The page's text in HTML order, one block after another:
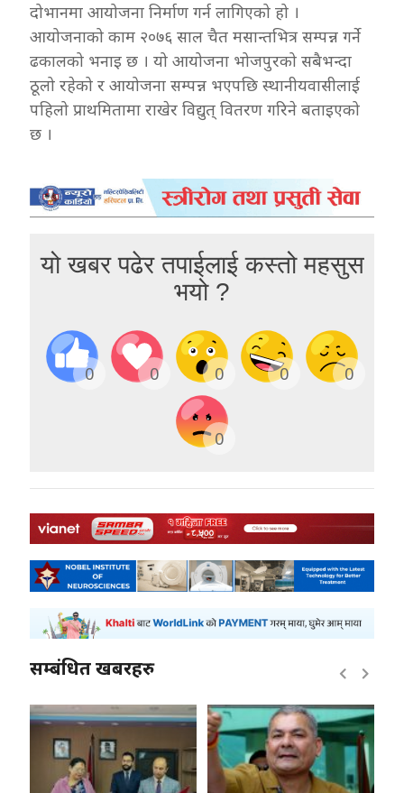
दोभानमा आयोजना निर्माण गर्न लागिएको हो ।
आयोजनाको काम २०७६ साल चैत मसान्तभित्र सम्पन्न गर्ने
ढकालको भनाइ छ । यो आयोजना भोजपुरको सबैभन्दा
ठूलो रहेको र आयोजना सम्पन्न भएपछि स्थानीयवासीलाई
पहिलो प्राथमितामा राखेर विद्युत् वितरण गरिने बताइएको
छ ।
यो खबर पढेर तपाईलाई कस्तो महसुस
भयो ?
0 0 0 0 0
0
सम्बंधित खबरहरु